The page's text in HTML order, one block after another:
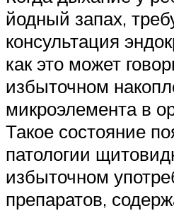
йодный запах,
консультация
как это может
избыточном
микроэлемента в
Такое состояние
патологии
избыточном
препаратов,